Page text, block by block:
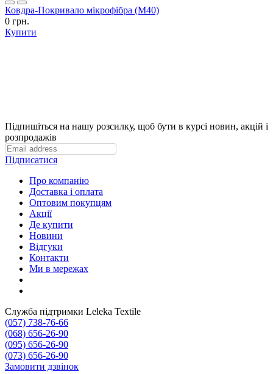
Ковдра-Покривало мікрофібра (М40)
0 грн.
Купити
Підпишіться на нашу розсилку, щоб бути в курсі новин, акцій і
розпродажів
Підписатися
Про компанію
Доставка і оплата
Оптовим покупцям
Акції
Де купити
Новини
Відгуки
Контакти
Ми в мережах
Служба підтримки Leleka Textile
(057) 738-76-66
(068) 656-26-90
(095) 656-26-90
(073) 656-26-90
Замовити дзвінок